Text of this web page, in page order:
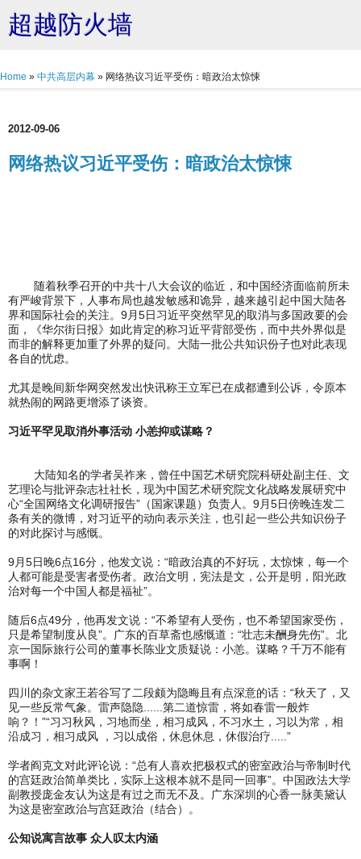
超越防火墙
Home » 中共高层内幕 » 网络热议习近平受伤：暗政治太惊悚
2012-09-06
网络热议习近平受伤：暗政治太惊悚
随着秋季召开的中共十八大会议的临近，和中国经济面临前所未
有严峻背景下，人事布局也越发敏感和诡异，越来越引起中国大陆各
界和国际社会的关注。9月5日习近平突然罕见的取消与多国政要的会
面，《华尔街日报》如此肯定的称习近平背部受伤，而中共外界似是
而非的解释更加重了外界的疑问。大陆一批公共知识份子也对此表现
各自的忧虑。
尤其是晚间新华网突然发出快讯称王立军已在成都遭到公诉，令原本
就热闹的网路更增添了谈资。
习近平罕见取消外事活动 小恙抑或谋略？
大陆知名的学者吴祚来，曾任中国艺术研究院科研处副主任、文
艺理论与批评杂志社社长，现为中国艺术研究院文化战略发展研究中
心“全国网络文化调研报告”（国家课题）负责人。9月5日傍晚连发二
条有关的微博，对习近平的动向表示关注，也引起一些公共知识份子
的对此探讨与感慨。
9月5日晚6点16分，他发文说：“暗政治真的不好玩，太惊悚，每一个
人都可能是受害者受伤者。政治文明，宪法是文，公开是明，阳光政
治对每一个中国人都是福祉”。
随后6点49分，他再发文说：“不希望有人受伤，也不希望国家受伤，
只是希望制度从良”。广东的百草斋也感慨道：“壮志未酬身先伤”。北
京一国际旅行公司的董事长陈业文质疑说：小恙。谋略？千万不能有
事啊！
四川的杂文家王若谷写了二段颇为隐晦且有点深意的话：“秋天了，又
见一些反常气象。雷声隐隐......第二道惊雷，将如春雷一般炸
响？！”“习习秋风，习地而坐，相习成风，不习水土，习以为常，相
沿成习，相习成风 ，习以成俗，休息休息，休假治疗.....”
学者阎克文对此评论说：“总有人喜欢把极权式的密室政治与帝制时代
的宫廷政治简单类比，实际上这根本就不是同一回事”。中国政法大学
副教授庞金友认为这是有过之而无不及。广东深圳的心香一脉美黛认
为这是密室政治与宫廷政治（结合）。
公知说寓言故事 众人叹太内涵